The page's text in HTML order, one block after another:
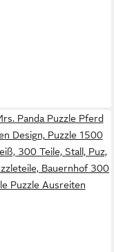
Panda Puzzle Pferd
Design, Puzzle 1500
300 Teile, Stall, Puz,
Bauernhof 300
Puzzle Ausreiten